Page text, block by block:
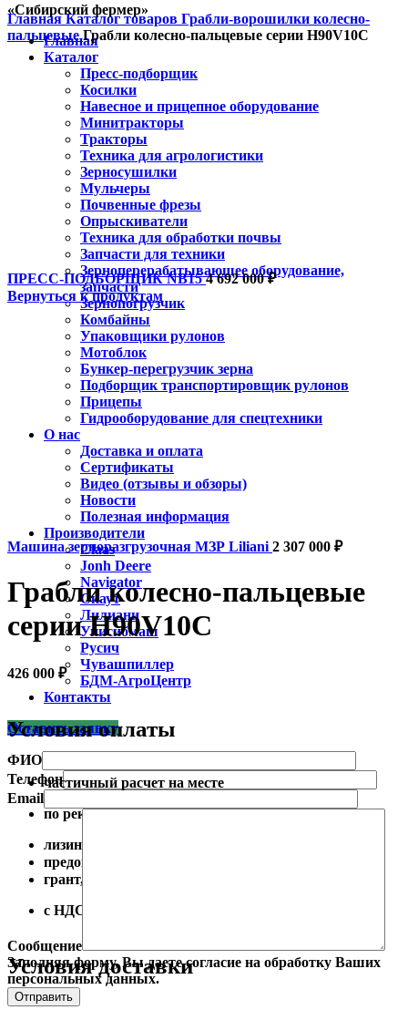
«Сибирский фермер»
Главная
Каталог
Пресс-подборщик
Косилки
Навесное и прицепное оборудование
Минитракторы
Тракторы
Техника для агрологистики
Зерносушилки
Мульчеры
Почвенные фрезы
Опрыскиватели
Техника для обработки почвы
Запчасти для техники
Зерноперерабатывающее оборудование,
запчасти
Зернопогрузчик
Комбайны
Упаковщики рулонов
Мотоблок
Бункер-перегрузчик зерна
Подборщик транспортировщик рулонов
Прицепы
Гидрооборудование для спецтехники
О нас
Доставка и оплата
Сертификаты
Видео (отзывы и обзоры)
Новости
Полезная информация
Производители
Claas
Jonh Deere
Navigator
Скаут
Лилиани
Унисибмаш
Русич
Чувашпиллер
БДМ-АгроЦентр
Контакты
Оставить заявку
ФИО
Телефон
Email
Сообщение
Заполняя форму, Вы даете согласие на обработку Ваших
персональных данных.
ГлавнаяКаталог товаров Грабли-ворошилки колесно-
пальцевыеГрабли колесно-пальцевые серии H90V10С
ПРЕСС-ПОДБОРЩИК NB154 692 000₽
Вернуться к продуктам
Машина зерноразгрузочная МЗР Liliani 2 307 000 ₽
Грабли колесно-пальцевые
серии H90V10С
426 000 ₽
Условия оплаты
частичный расчет на месте
по реквизитам
лизинг от 10%
предоплата от 10%
грант, тендер
с НДС/ БЕЗ НДС
Условия доставки